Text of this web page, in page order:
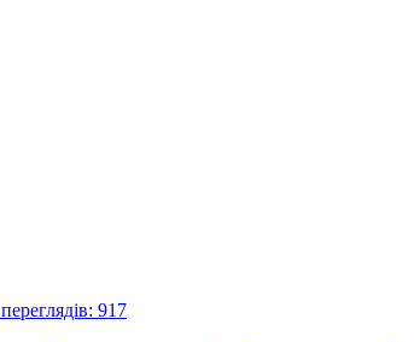
переглядів: 917